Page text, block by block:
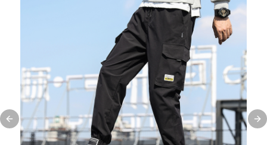
Previous slide